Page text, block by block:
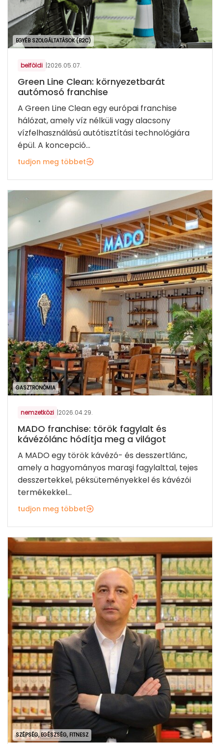
EGYÉB SZOLGÁLTATÁSOK (B2C)
belföldi |2026.05.07.
Green Line Clean: környezetbarát
autómosó franchise
A Green Line Clean egy európai franchise
hálózat, amely víz nélküli vagy alacsony
vízfelhasználású autótisztítási technológiára
épül. A koncepció...
tudjon meg többet
GASZTRONÓMIA
nemzetközi |2026.04.29.
MADO franchise: török fagylalt és
kávézólánc hódítja meg a világot
A MADO egy török kávézó- és desszertlánc,
amely a hagyományos maraşi fagylalttal, tejes
desszertekkel, péksüteményekkel és kávézói
termékekkel...
tudjon meg többet
SZÉPSÉG, EGÉSZSÉG, FITNESZ